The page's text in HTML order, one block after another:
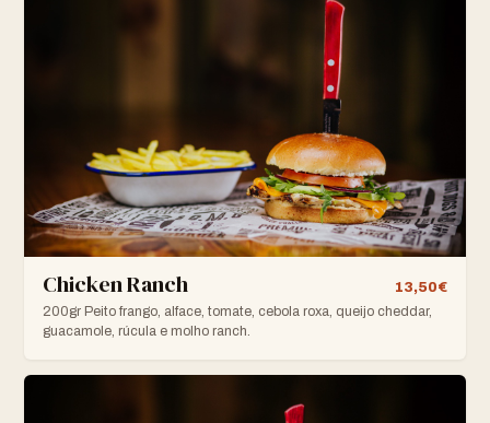
Chicken Ranch
13,50€
200gr Peito frango, alface, tomate, cebola roxa, queijo cheddar,
guacamole, rúcula e molho ranch.